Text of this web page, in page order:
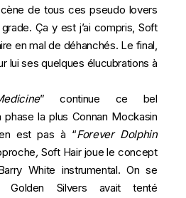
de tous ces pseudo lovers
Ça y est j’ai compris, Soft
en mal de déhanchés. Le final,
lui ses quelques élucubrations à
” continue ce bel
la plus Connan Mockasin
est pas à “Forever Dolphin
, Soft Hair joue le concept
White instrumental. On se
Golden Silvers avait tenté